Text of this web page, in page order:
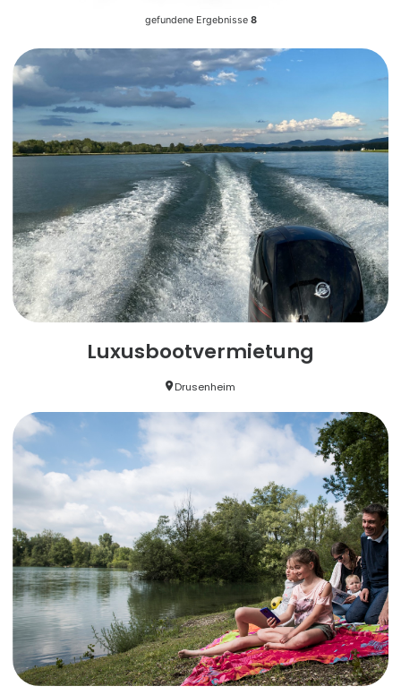
gefundene Ergebnisse 8
Luxusbootvermietung
Drusenheim